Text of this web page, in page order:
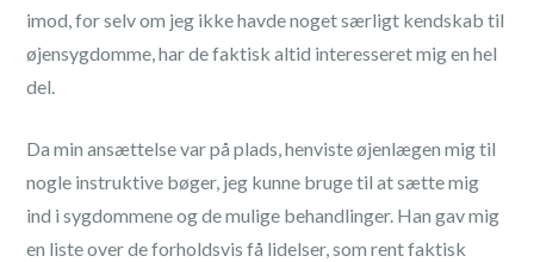
imod, for selv om jeg ikke havde noget særligt kendskab til
øjensygdomme, har de faktisk altid interesseret mig en hel
del.
Da min ansættelse var på plads, henviste øjenlægen mig til
nogle instruktive bøger, jeg kunne bruge til at sætte mig
ind i sygdommene og de mulige behandlinger. Han gav mig
en liste over de forholdsvis få lidelser, som rent faktisk